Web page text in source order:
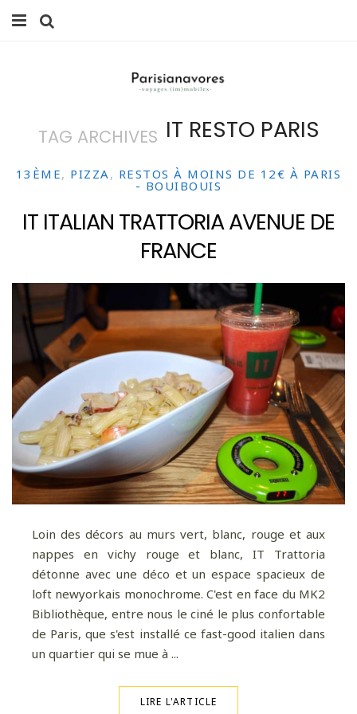
FAMILLE
VOYAGES
WEEK-ENDS
LIFESTYLE
CULTURE
0 ITEMS -0,00€
TAG ARCHIVES IT RESTO PARIS
13ÈME, PIZZA, RESTOS À MOINS DE 12€ À PARIS
- BOUIBOUIS
IT ITALIAN TRATTORIA AVENUE DE
FRANCE
Loin des décors au murs vert, blanc, rouge et aux
nappes en vichy rouge et blanc, IT Trattoria
détonne avec une déco et un espace spacieux de
loft newyorkais monochrome. C'est en face du MK2
Bibliothèque, entre nous le ciné le plus confortable
de Paris, que s'est installé ce fast-good italien dans
un quartier qui se mue à ...
LIRE L'ARTICLE